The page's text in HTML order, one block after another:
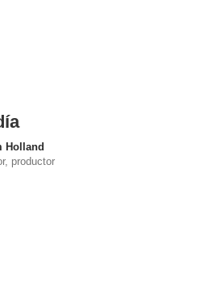
Holland
productor